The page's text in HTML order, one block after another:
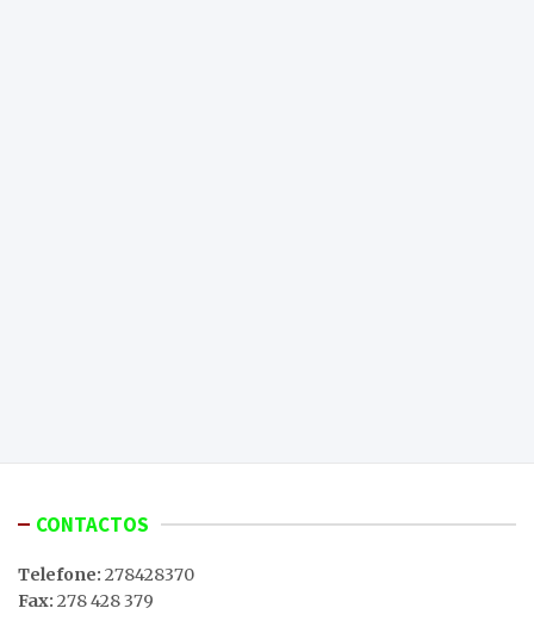
CONTACTOS
Telefone: 278428370
Fax: 278 428 379